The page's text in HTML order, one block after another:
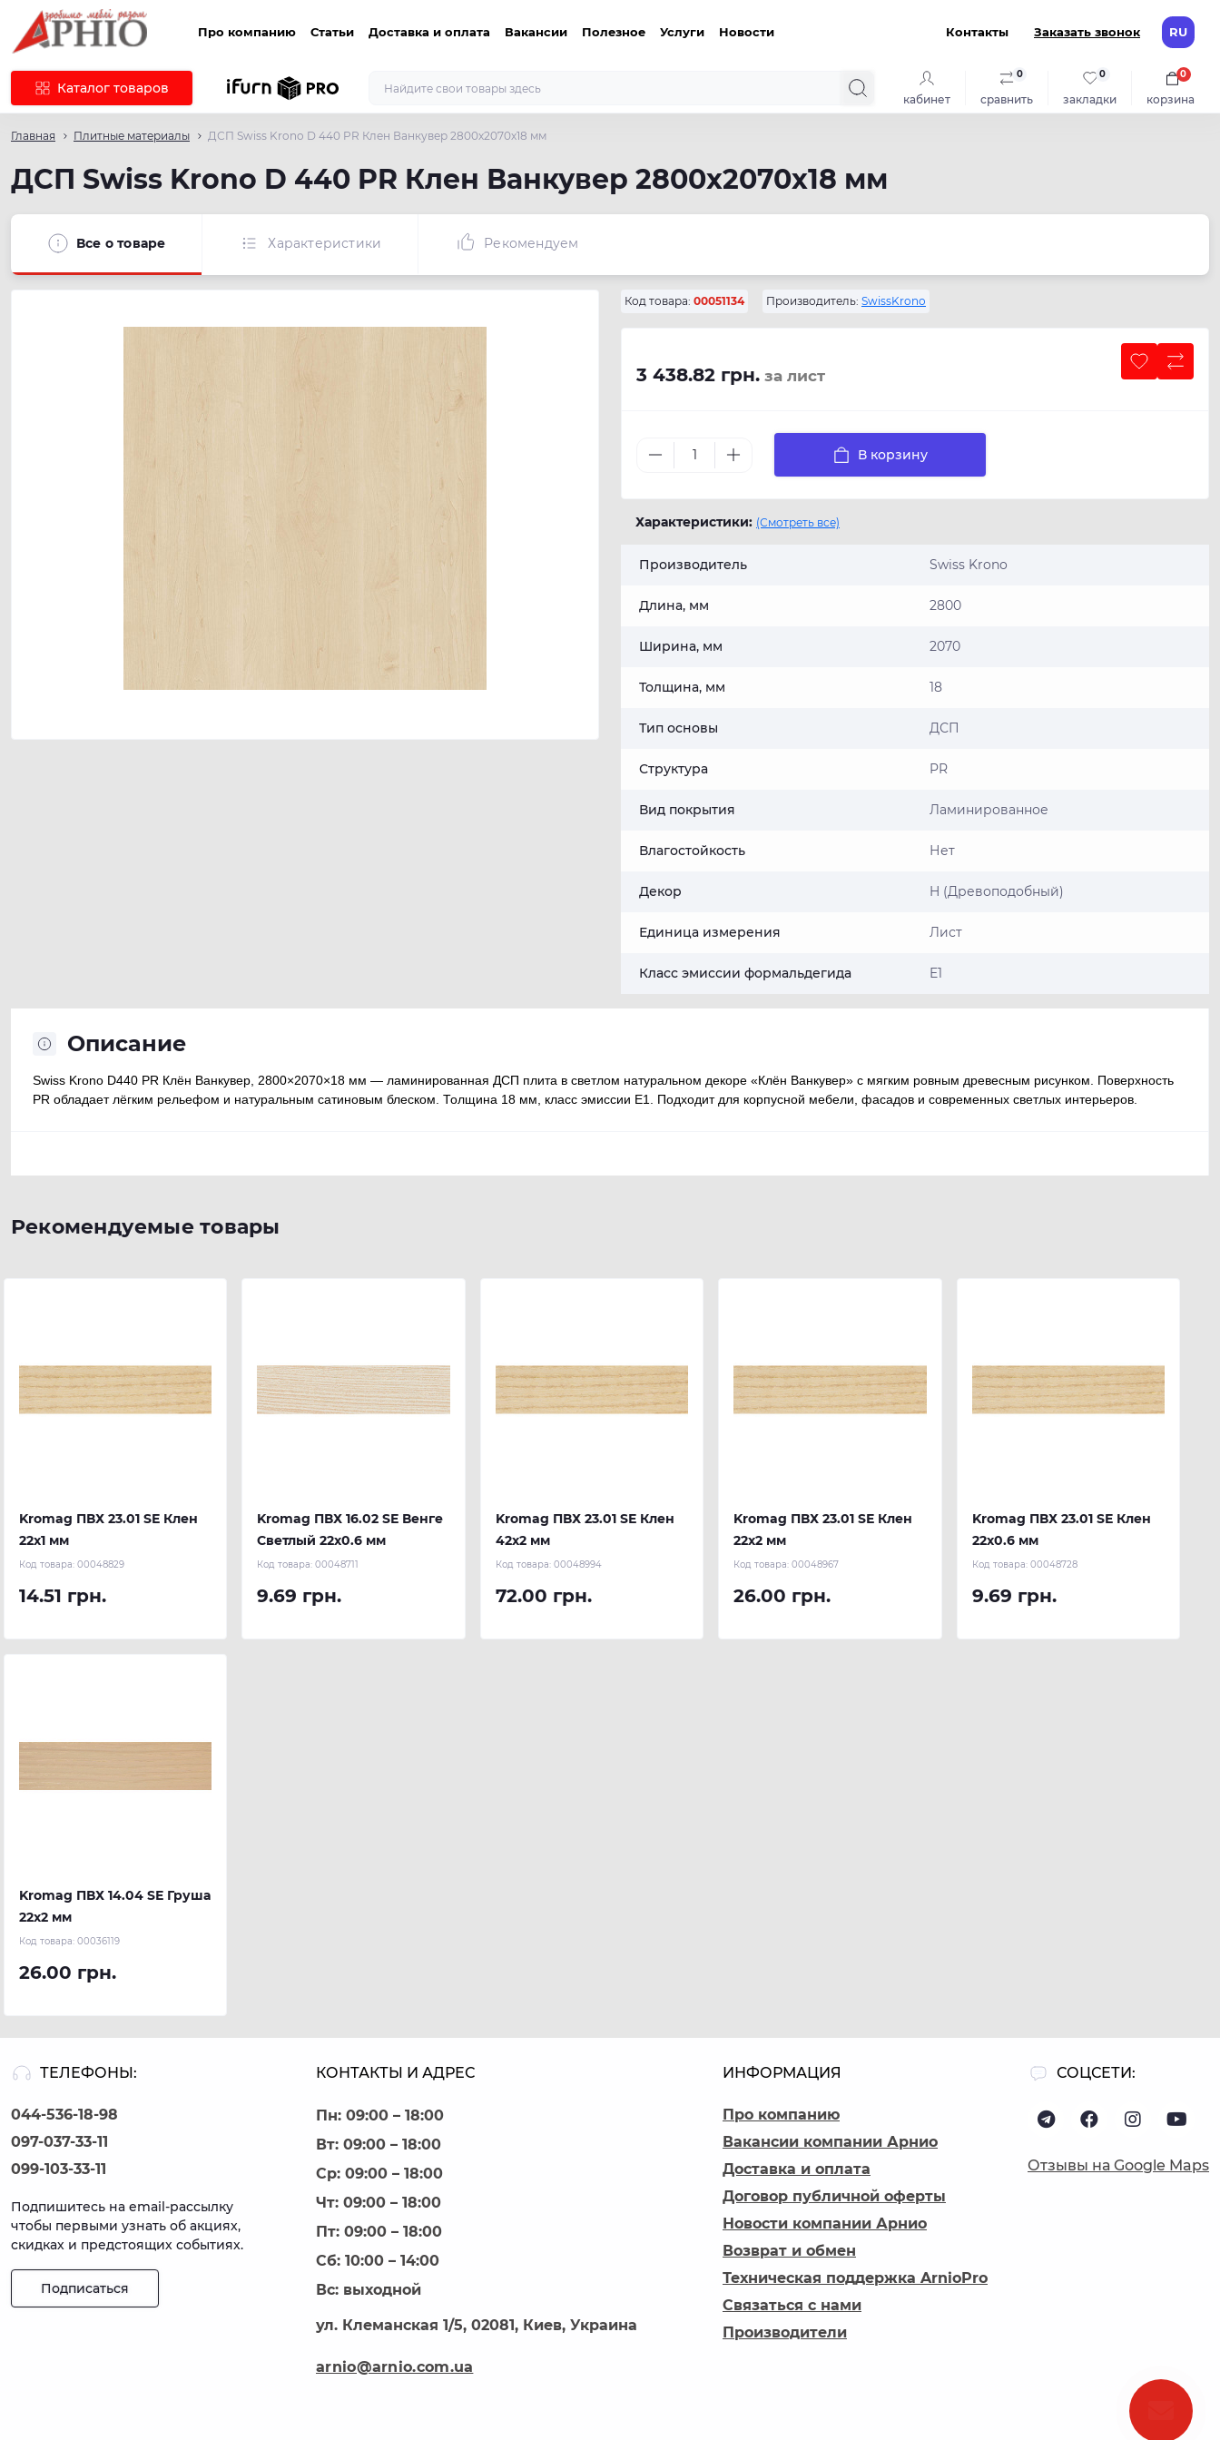
Про компанию Статьи Доставка и оплата Вакансии Полезное Услуги Новости Контакты Заказать звонок RU
Каталог товаров
кабинет сравнить
0
закладки
0
корзина
0
Главная Плитные материалы ДСП Swiss Krono D 440 PR Клен Ванкувер 2800х2070х18 мм
ДСП Swiss Krono D 440 PR Клен Ванкувер 2800х2070х18 мм
Все о товаре Характеристики Рекомендуем
Код товара: 00051134 Производитель: SwissKrono
3 438.82 грн. за лист
В корзину
Характеристики: (Смотреть все)
Производитель Swiss Krono
Длина, мм 2800
Ширина, мм 2070
Толщина, мм 18
Тип основы ДСП
Структура PR
Вид покрытия Ламинированное
Влагостойкость Нет
Декор H (Древоподобный)
Единица измерения Лист
Класс эмиссии формальдегида E1
Описание
Swiss Krono D440 PR Клён Ванкувер, 2800×2070×18 мм — ламинированная ДСП плита в светлом натуральном декоре «Клён Ванкувер» с мягким ровным древесным рисунком. Поверхность
PR обладает лёгким рельефом и натуральным сатиновым блеском. Толщина 18 мм, класс эмиссии E1. Подходит для корпусной мебели, фасадов и современных светлых интерьеров.
Рекомендуемые товары
Kromag ПВХ 23.01 SЕ Клен
22х1 мм
Код товара: 00048829
14.51 грн.
Kromag ПВХ 16.02 SЕ Венге
Светлый 22х0.6 мм
Код товара:00048711
9.69 грн.
Kromag ПВХ 23.01 SЕ Клен
42х2 мм
Код товара: 00048994
72.00 грн.
Kromag ПВХ 23.01 SЕ Клен
22х2 мм
Код товара:00048967
26.00 грн.
Kromag ПВХ 23.01 SЕ Клен
22х0.6 мм
Код товара: 00048728
9.69 грн.
Kromag ПВХ 14.04 SЕ Груша
22х2 мм
Код товара: 00036119
26.00 грн.
ТЕЛЕФОНЫ:
044-536-18-98
097-037-33-11
099-103-33-11
Подпишитесь на email-рассылку
чтобы первыми узнать об акциях,
скидках и предстоящих событиях.
Подписаться
КОНТАКТЫ И АДРЕС
Пн: 09:00 – 18:00
Вт: 09:00 – 18:00
Ср: 09:00 – 18:00
Чт: 09:00 – 18:00
Пт: 09:00 – 18:00
Сб: 10:00 – 14:00
Вс: выходной
ул. Клеманская 1/5, 02081, Киев, Украина
arnio@arnio.com.ua
ИНФОРМАЦИЯ
Про компанию
Вакансии компании Арнио
Доставка и оплата
Договор публичной оферты
Новости компании Арнио
Возврат и обмен
Техническая поддержка ArnioPro
Связаться с нами
Производители
СОЦСЕТИ:
Отзывы на Google Maps